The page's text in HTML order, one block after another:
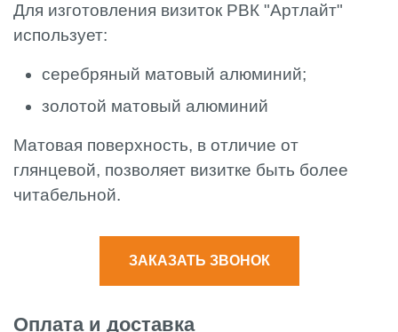
Для изготовления визиток РВК "Артлайт"
использует:
серебряный матовый алюминий;
золотой матовый алюминий
Матовая поверхность, в отличие от
глянцевой, позволяет визитке быть более
читабельной.
ЗАКАЗАТЬ ЗВОНОК
Оплата и доставка